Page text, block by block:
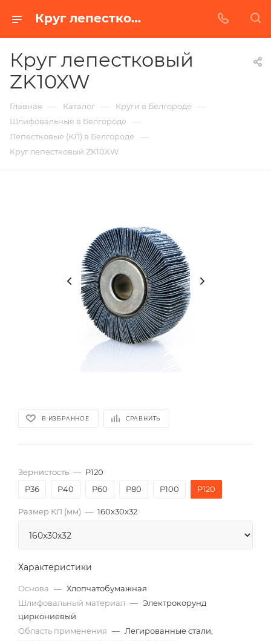
Круг лепестковый ZK10XW в Белгороде | Купить по недорогой цене от Абразивного Завода
Круг лепестковый
ZK10XW
Главная — Каталог — Круги в Белгороде —
Шлифовальные в Белгороде —
Лепестковые (КЛ) в Белгороде —
Круг лепестковый ZK10XW
В ИЗБРАННОЕ СРАВНИТЬ
Зернистость — P120
P36
P40 P60 P80 P100 P120
Размер КЛ (мм) — 160x30x32
Характеристики
Основа — Хлопчатобумажная
Шлифовальный материал — Электрокорунд
циркониевый
Область применения — Легированные стали,